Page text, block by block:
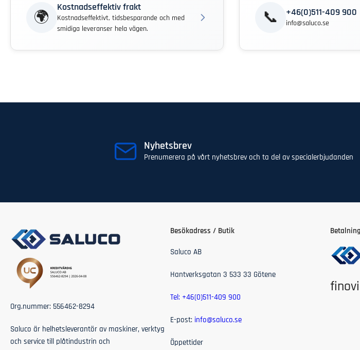
🌍
Kostnadseffektiv frakt
Kostnadseffektivt, tidsbesparande och med
smidiga leveranser hela vägen.
📞 +46(0)511-409 900
info@saluco.se
Nyhetsbrev
Prenumerera på vårt nyhetsbrev och ta del av specialerbjudanden
Org.nummer: 556462-8294
Saluco är helhetsleverantör av maskiner, verktyg
och service till plåtindustrin och
Besökadress / Butik
Saluco AB
Hantverksgatan 3 533 33 Götene
Tel: +46(0)511-409 900
E-post: info@saluco.se
Öppettider